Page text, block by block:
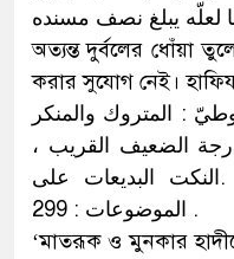
অত্যন্ত দুর্বলের ধোঁয়া তুলে
করার সুযোগ নেই।
: المتروك والمنكر
الضعيف القريب ،
البديعات على
الموضوعات : 299 .
‘মাতরূক ও মুনকার